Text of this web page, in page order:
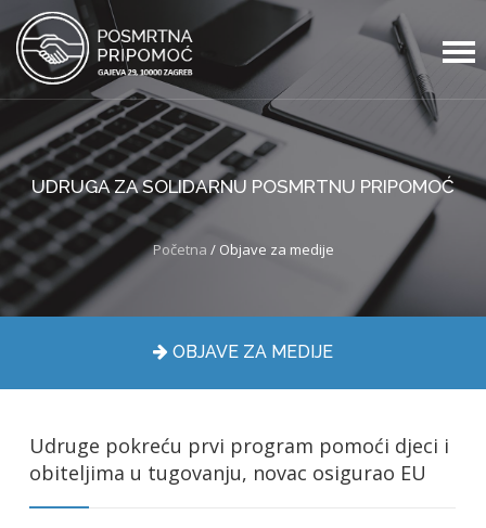
UDRUGA ZA SOLIDARNU POSMRTNU PRIPOMOĆ
Početna / Objave za medije
OBJAVE ZA MEDIJE
Udruge pokreću prvi program pomoći djeci i
obiteljima u tugovanju, novac osigurao EU